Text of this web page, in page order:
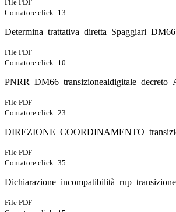
File PDF
Contatore click: 13
Determina_trattativa_diretta_Spaggiari_DM66
File PDF
Contatore click: 10
File PDF
Contatore click: 23
File PDF
Contatore click: 35
File PDF